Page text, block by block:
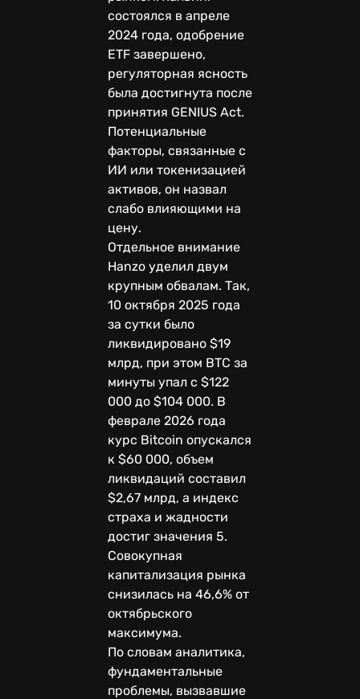
состоялся в апреле
2024 года, одобрение
ETF завершено,
регуляторная ясность
была достигнута после
принятия GENIUS Act.
Потенциальные
факторы, связанные с
ИИ или токенизацией
активов, он назвал
слабо влияющими на
цену.
Отдельное внимание
Hanzo уделил двум
крупным обвалам. Так,
10 октября 2025 года
за сутки было
ликвидировано $19
млрд, при этом BTC за
минуты упал с $122
000 до $104 000. В
феврале 2026 года
курс Bitcoin опускался
к $60 000, объем
ликвидаций составил
$2,67 млрд, а индекс
страха и жадности
достиг значения 5.
Совокупная
капитализация рынка
снизилась на 46,6% от
октябрьского
максимума.
По словам аналитика,
фундаментальные
проблемы, вызвавшие